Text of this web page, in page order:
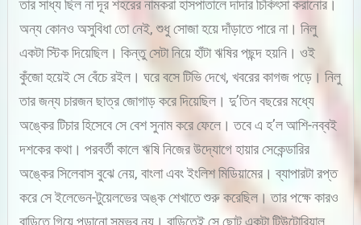
তার সাধ্য ছিল না দূর শহরের নামকরা হাসপাতালে দাদার চিকিৎসা করানোর।
অন্য কোনও অসুবিধা তো নেই, শুধু সোজা হয়ে দাঁড়াতে পারে না। নিলু
একটা স্টিক দিয়েছিল। কিন্তু সেটা নিয়ে হাঁটা ঋষির পছন্দ হয়নি। ওই
কুঁজো হয়েই সে বেঁচে রইল। ঘরে বসে টিভি দেখে, খবরের কাগজ পড়ে। নিলু
তার জন্য চারজন ছাত্র জোগাড় করে দিয়েছিল। দু’তিন বছরের মধ্যে
অঙ্কের টিচার হিসেবে সে বেশ সুনাম করে ফেলে। তবে এ হ’ল আশি-নব্বই
দশকের কথা। পরবর্তী কালে ঋষি নিজের উদ্যোগে হায়ার সেকেন্ডারির
অঙ্কের সিলেবাস বুঝে নেয়, বাংলা এবং ইংলিশ মিডিয়ামের। ব্যাপারটা রপ্ত
করে সে ইলেভেন-টুয়েলভের অঙ্ক শেখাতে শুরু করেছিল। তার পক্ষে কারও
বাড়িতে গিয়ে পড়ানো সম্ভব নয়। বাড়িতেই সে ছোট একটা টিউটোরিয়াল